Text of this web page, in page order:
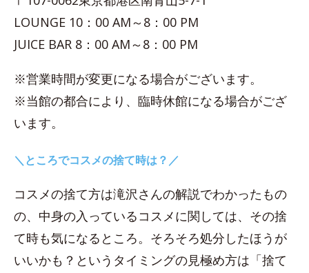
LOUNGE 10：00 AM～8：00 PM
JUICE BAR 8：00 AM～8：00 PM
※営業時間が変更になる場合がございます。
※当館の都合により、臨時休館になる場合がござ
います。
＼ところでコスメの捨て時は？／
コスメの捨て方は滝沢さんの解説でわかったもの
の、中身の入っているコスメに関しては、その捨
て時も気になるところ。そろそろ処分したほうが
いいかも？というタイミングの見極め方は「捨て